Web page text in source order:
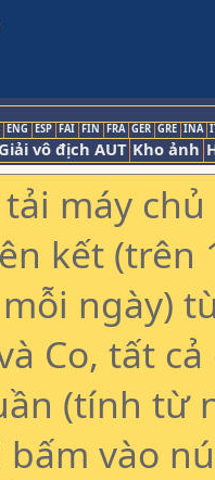
ENG ESP FAI FIN FRA GER GRE INA
Giải vô địch AUT Kho ảnh
máy
kết (trên
ngày)
Co, tất
(tính từ
vào